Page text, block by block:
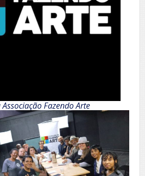
Fazendo Arte